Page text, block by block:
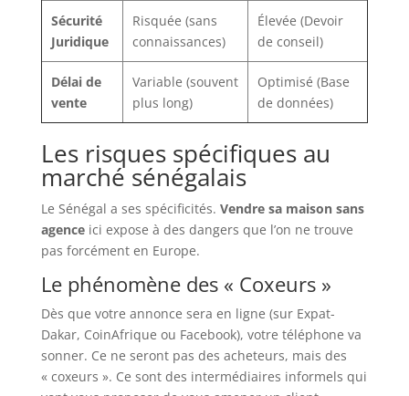
Sécurité
Juridique
Risquée (sans
connaissances)
Élevée (Devoir
de conseil)
Délai de
vente
Variable (souvent
plus long)
Optimisé (Base
de données)
Les risques spécifiques au
marché sénégalais
Le Sénégal a ses spécificités. Vendre sa maison sans
agenceici expose à des dangers que l’on ne trouve
pas forcément en Europe.
Le phénomène des « Coxeurs »
Dès que votre annonce sera en ligne (sur Expat-
Dakar, CoinAfrique ou Facebook), votre téléphone va
sonner. Ce ne seront pas des acheteurs, mais des
« coxeurs ». Ce sont des intermédiaires informels qui